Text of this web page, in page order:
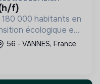
f)
000 habitants en
écologique et
des achats
verte.
56 - VANNES, France